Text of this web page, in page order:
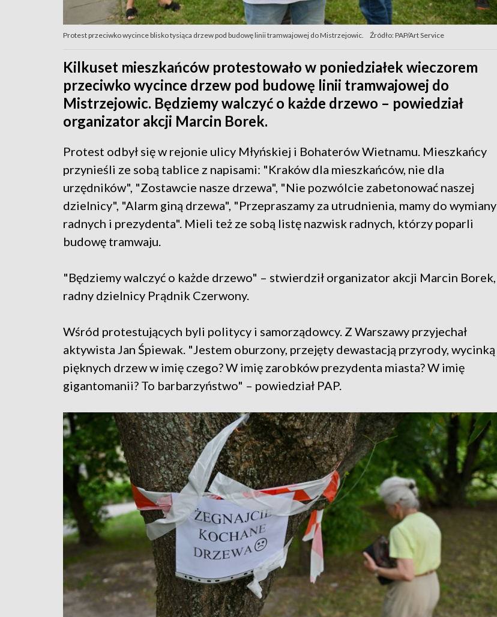
Protest przeciwko wycince blisko tysiąca drzew pod budowę linii tramwajowej do Mistrzejowic. Źródło: PAP/Art Service
Kilkuset mieszkańców protestowało w poniedziałek wieczorem
przeciwko wycince drzew pod budowę linii tramwajowej do
Mistrzejowic. Będziemy walczyć o każde drzewo – powiedział
organizator akcji Marcin Borek.
Protest odbył się w rejonie ulicy Młyńskiej i Bohaterów Wietnamu. Mieszkańcy
przynieśli ze sobą tablice z napisami: "Kraków dla mieszkańców, nie dla
urzędników", "Zostawcie nasze drzewa", "Nie pozwólcie zabetonować naszej
dzielnicy", "Alarm giną drzewa", "Przepraszamy za utrudnienia, mamy do wymiany
radnych i prezydenta". Mieli też ze sobą listę nazwisk radnych, którzy poparli
budowę tramwaju.
"Będziemy walczyć o każde drzewo" – stwierdził organizator akcji Marcin Borek,
radny dzielnicy Prądnik Czerwony.
Wśród protestujących byli politycy i samorządowcy. Z Warszawy przyjechał
aktywista Jan Śpiewak. "Jestem oburzony, przejęty dewastacją przyrody, wycinką
pięknych drzew w imię czego? W imię zarobków prezydenta miasta? W imię
gigantomanii? To barbarzyństwo" – powiedział PAP.